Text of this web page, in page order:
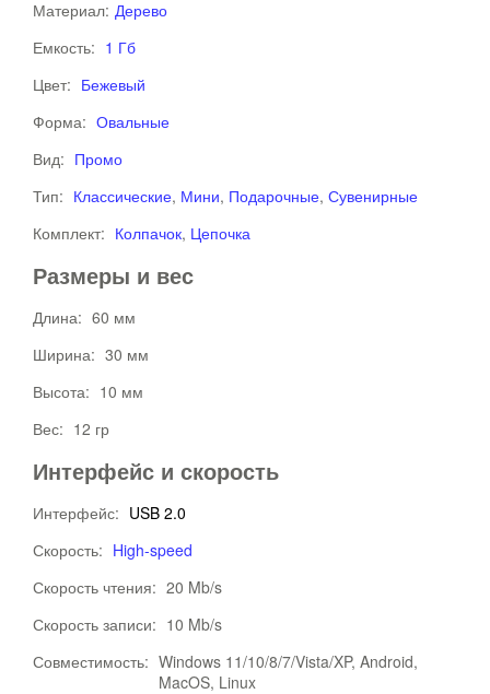
Материал: Дерево
Емкость: 1 Гб
Цвет: Бежевый
Форма: Овальные
Вид: Промо
Тип: Классические, Мини, Подарочные, Сувенирные
Комплект: Колпачок, Цепочка
Размеры и вес
Длина: 60 мм
Ширина: 30 мм
Высота: 10 мм
Вес: 12 гр
Интерфейс и скорость
Интерфейс: USB 2.0
Скорость: High-speed
Скорость чтения: 20 Mb/s
Скорость записи: 10 Mb/s
Совместимость: Windows 11/10/8/7/Vista/XP, Android,
MacOS, Linux